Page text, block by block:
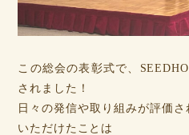
この総会の表彰式で、
されました！
日々の発信や取り組みが評価
いただけたことは